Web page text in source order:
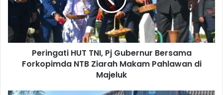
Peringati HUT TNI, Pj Gubernur Bersama
Forkopimda NTB Ziarah Makam Pahlawan di
Majeluk